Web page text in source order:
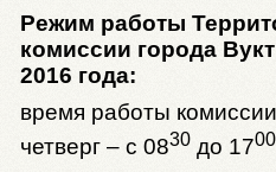
Режим работы
комиссии города
2016 года:
время работы
четверг – с 0830 до 1700